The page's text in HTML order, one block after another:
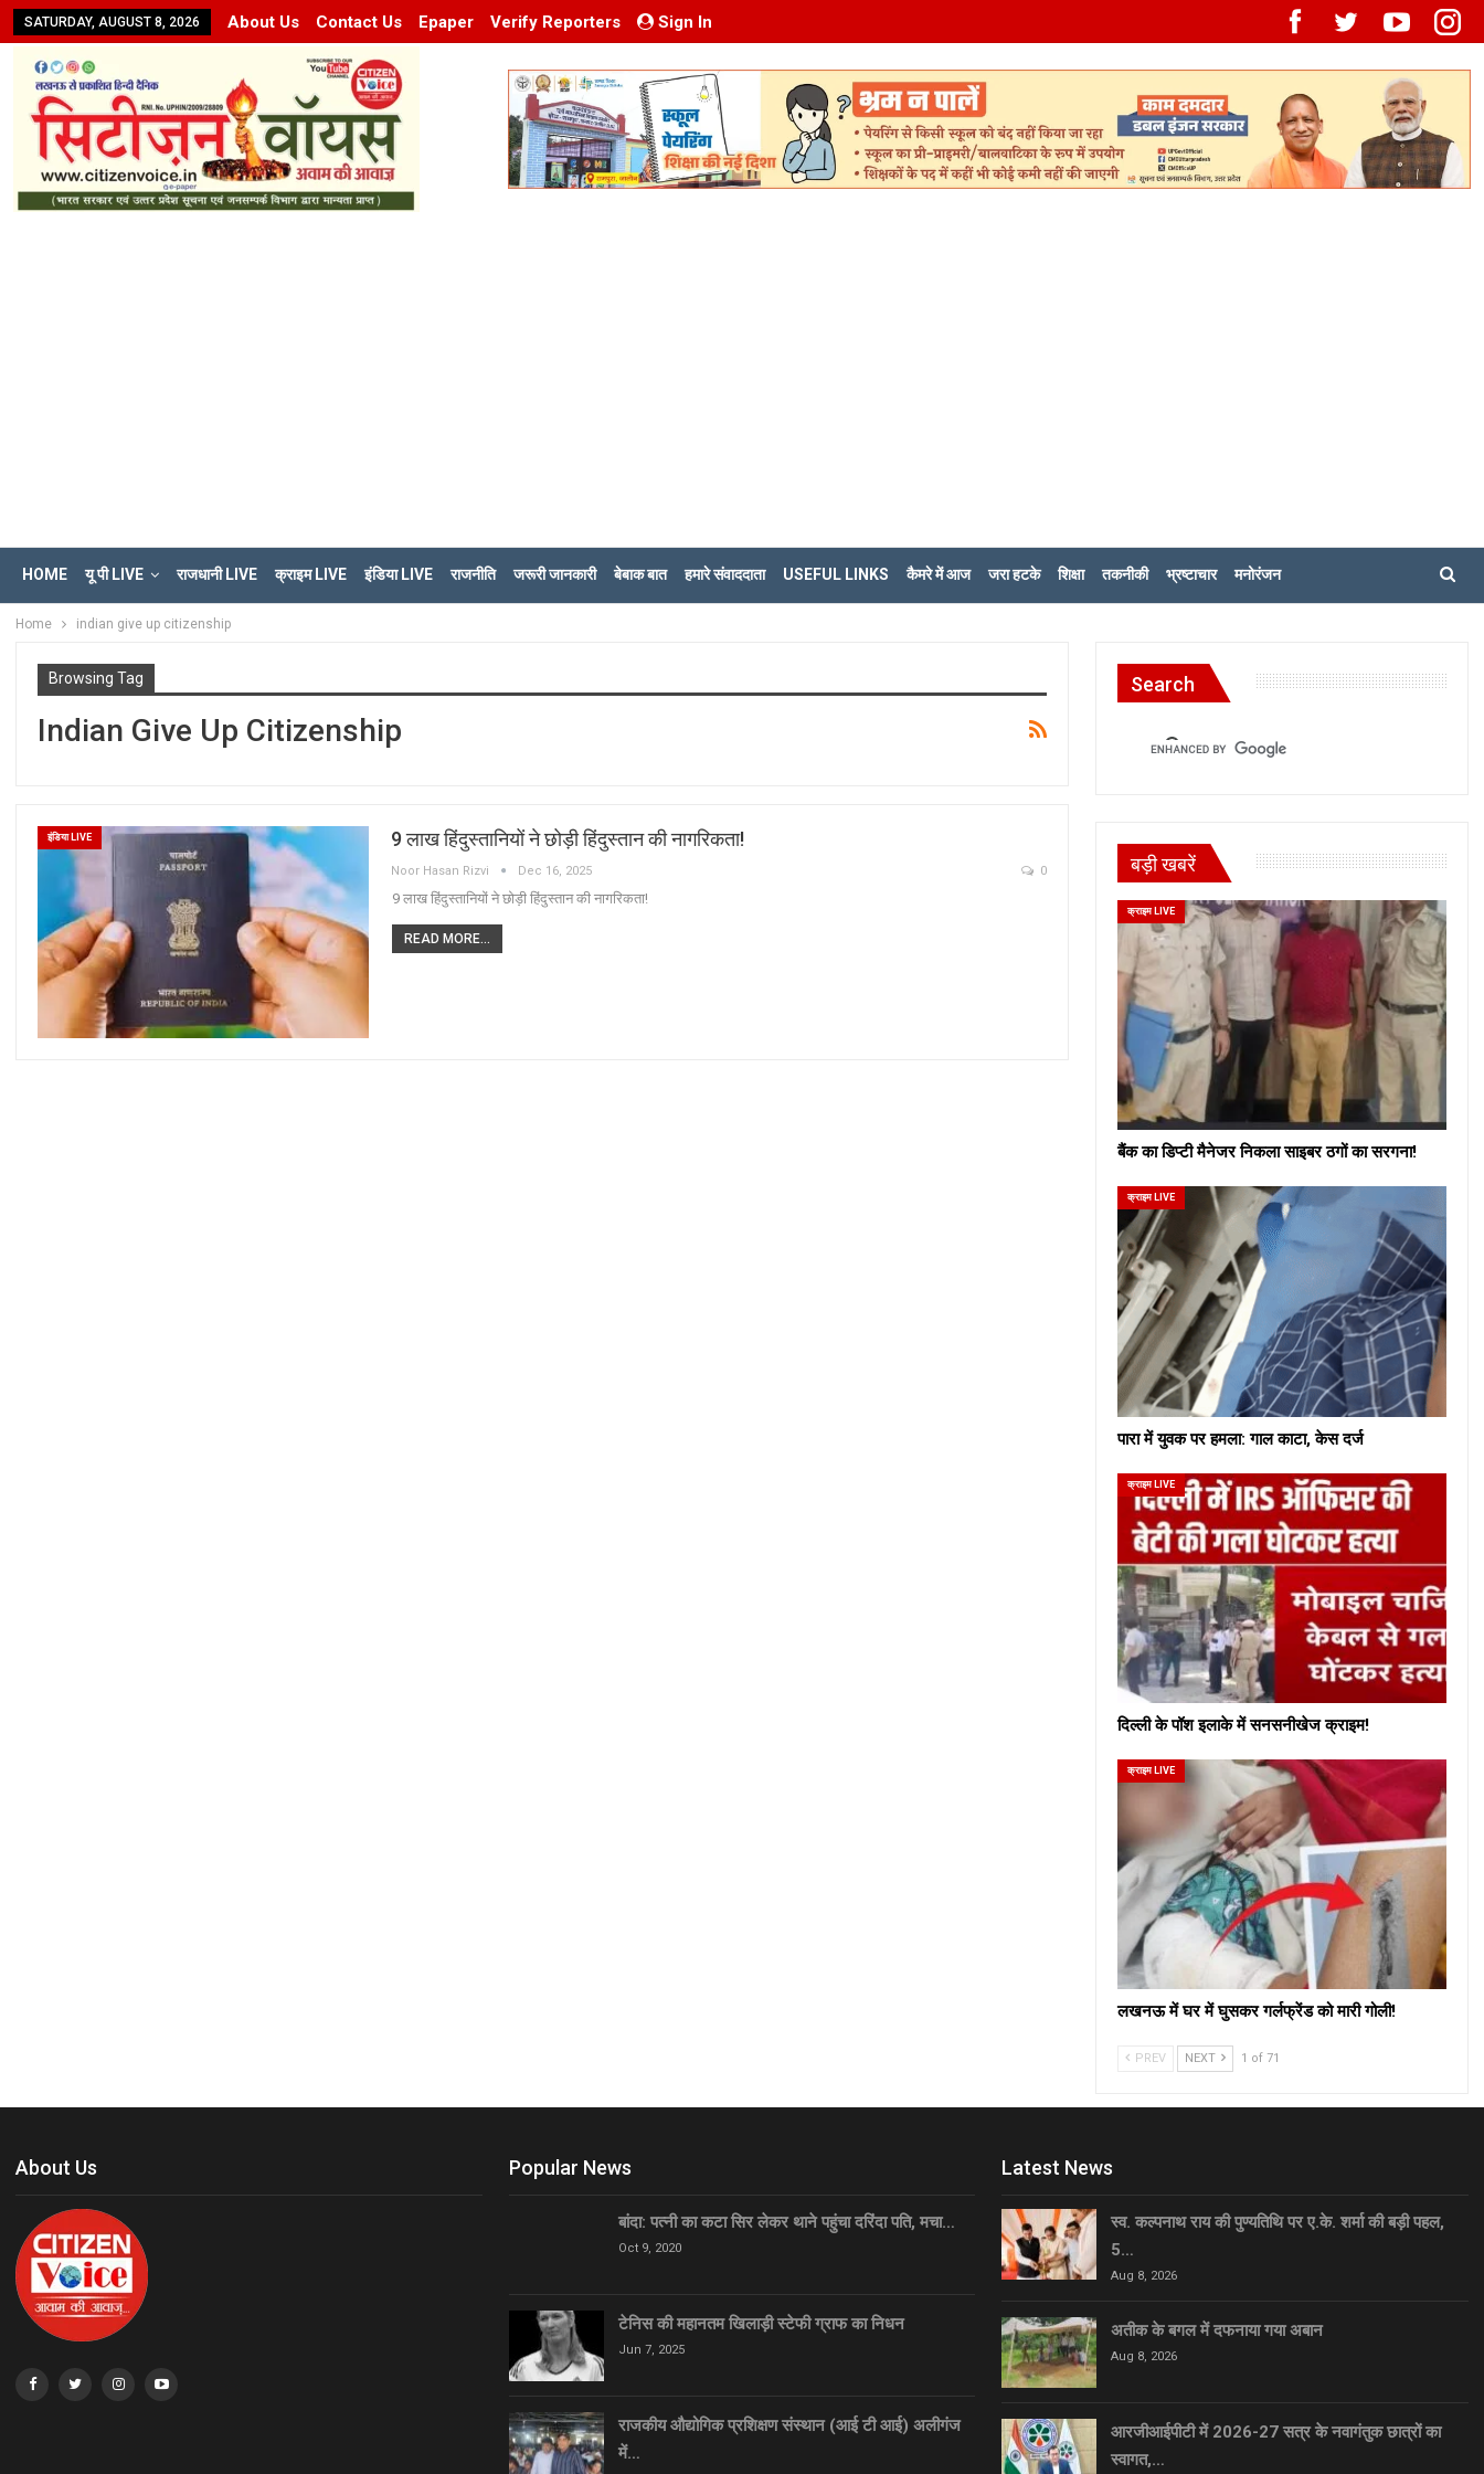
SATURDAY, AUGUST 8, 2026 About Us Contact Us Epaper Verify Reporters Sign In
HOME यू पी LIVE राजधानी LIVE क्राइम LIVE इंडिया LIVE राजनीति जरूरी जानकारी बेबाक बात हमारे संवाददाता USEFUL LINKS कैमरे में आज जरा हटके शिक्षा तकनीकी भ्रष्टाचार मनोरंजन
Home indian give up citizenship
Browsing Tag
Indian Give Up Citizenship
इंडिया LIVE 9 लाख हिंदुस्तानियों ने छोड़ी हिंदुस्तान की नागरिकता!
Noor Hasan Rizvi Dec 16, 2025 0
9 लाख हिंदुस्तानियों ने छोड़ी हिंदुस्तान की नागरिकता!
READ MORE...
Search
बड़ी खबरें
क्राइम LIVE
बैंक का डिप्टी मैनेजर निकला साइबर ठगों का सरगना!
क्राइम LIVE
पारा में युवक पर हमला: गाल काटा, केस दर्ज
क्राइम LIVE
दिल्ली के पॉश इलाके में सनसनीखेज क्राइम!
क्राइम LIVE
लखनऊ में घर में घुसकर गर्लफ्रेंड को मारी गोली!
PREV NEXT 1 of 71
About Us Popular News
बांदा: पत्नी का कटा सिर लेकर थाने पहुंचा दरिंदा पति, मचा…
Oct 9, 2020
टेनिस की महानतम खिलाड़ी स्टेफी ग्राफ का निधन
Jun 7, 2025
राजकीय औद्योगिक प्रशिक्षण संस्थान (आई टी आई) अलीगंज
में…
Latest News
स्व. कल्पनाथ राय की पुण्यतिथि पर ए.के. शर्मा की बड़ी पहल,
5…
Aug 8, 2026
अतीक के बगल में दफनाया गया अबान
Aug 8, 2026
आरजीआईपीटी में 2026-27 सत्र के नवागंतुक छात्रों का
स्वागत,…